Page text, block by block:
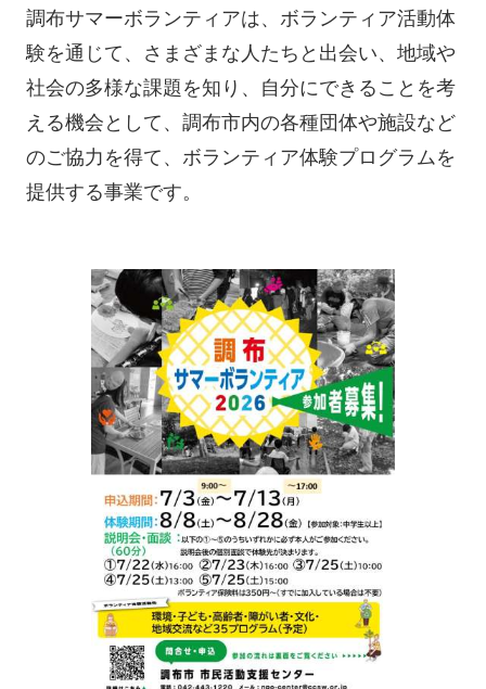
調布サマーボランティアは、ボランティア活動体
験を通じて、さまざまな人たちと出会い、地域や
社会の多様な課題を知り、自分にできることを考
える機会として、調布市内の各種団体や施設など
のご協力を得て、ボランティア体験プログラムを
提供する事業です。